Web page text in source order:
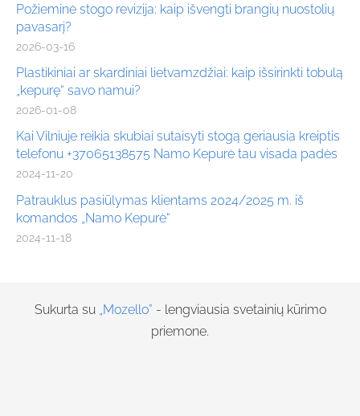
Požieminė stogo revizija: kaip išvengti brangių nuostolių
pavasarį?
2026-03-16
Plastikiniai ar skardiniai lietvamzdžiai: kaip išsirinkti tobulą
„kepurę“ savo namui?
2026-01-08
Kai Vilniuje reikia skubiai sutaisyti stogą geriausia kreiptis
telefonu +37065138575 Namo Kepurė tau visada padės
2024-11-20
Patrauklus pasiūlymas klientams 2024/2025 m. iš
komandos „Namo Kepurė“
2024-11-18
Sukurta su „Mozello” - lengviausia svetainių kūrimo
priemone.